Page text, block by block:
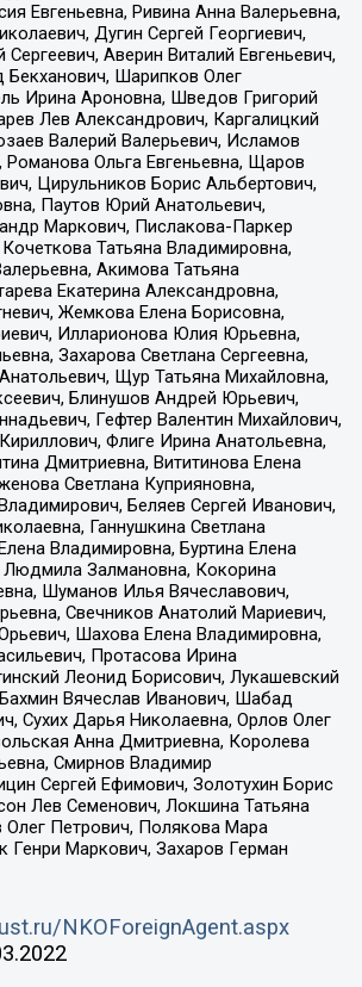
Евгеньевна, Ривина Анна Валерьевна,
Дугин Сергей Георгиевич,
Аверин Виталий Евгеньевич,
Бекханович, Шарипков Олег
Ирина Ароновна, Шведов Григорий
Лев Александрович, Каргалицкий
Валерий Валерьевич, Исламов
Романова Ольга Евгеньевна, Щаров
Цирульников Борис Альбертович,
Паутов Юрий Анатольевич,
Маркович, Пислакова-Паркер
Татьяна Владимировна,
Акимова Татьяна
Екатерина Александровна,
Жемкова Елена Борисовна,
Илларионова Юлия Юрьевна,
Захарова Светлана Сергеевна,
Щур Татьяна Михайловна,
Блинушов Андрей Юрьевич,
Гефтер Валентин Михайлович,
Флиге Ирина Анатольевна,
Дмитриевна, Вититинова Елена
Светлана Куприяновна,
Беляев Сергей Иванович,
Ганнушкина Светлана
Владимировна, Буртина Елена
Залмановна, Кокорина
Шуманов Илья Вячеславович,
Свечников Анатолий Мариевич,
Шахова Елена Владимировна,
Протасова Ирина
Леонид Борисович, Лукашевский
Вячеслав Иванович, Шабад
Сухих Дарья Николаевна, Орлов Олег
Анна Дмитриевна, Королева
Смирнов Владимир
Сергей Ефимович, Золотухин Борис
Лев Семенович, Локшина Татьяна
Петрович, Полякова Мара
Генри Маркович, Захаров Герман
NKOForeignAgent.aspx